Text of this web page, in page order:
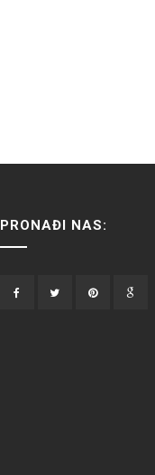
PRONAĐI NAS: